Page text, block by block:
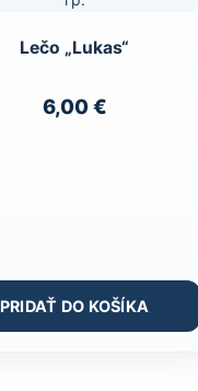
Lečo „Lukas“
6,00€
PRIDAŤ DO KOŠÍKA